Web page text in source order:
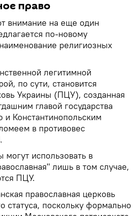
право
внимание на еще один
по-новому
религиозных
легитимной
по сути, становится
Украины (ПЦУ), созданная
главой государства
Константинопольским
в противовес
использовать в
лишь в том случае,
ПЦУ.
православная церковь
статуса, поскольку формально